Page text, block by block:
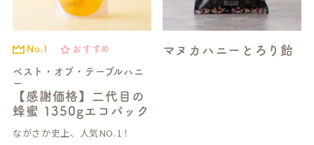
No.1 おすすめ
ベスト・オブ・テーブルハニ
ー
【感謝価格】二代目の
蜂蜜 1350gエコパック
ながさか史上、人気NO.1！
マヌカハニーとろり飴